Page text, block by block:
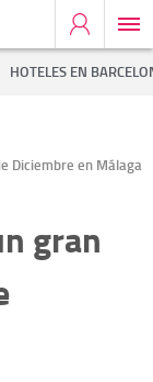
HOTELES EN
Diciembre en Málaga
gran